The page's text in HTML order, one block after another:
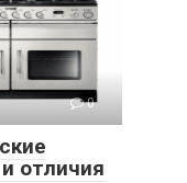
0
отличия